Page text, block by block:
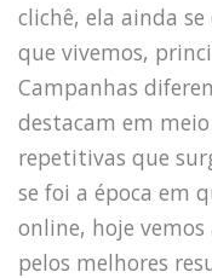
clichê, ela ainda
que vivemos,
Campanhas
destacam em
repetitivas que
se foi a época em
online, hoje
pelos melhores